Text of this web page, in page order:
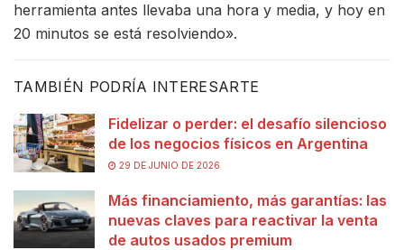
herramienta antes llevaba una hora y media, y hoy en
20 minutos se está resolviendo».
TAMBIÉN PODRÍA INTERESARTE
Fidelizar o perder: el desafío silencioso
de los negocios físicos en Argentina
29 DE JUNIO DE 2026
Más financiamiento, más garantías: las
nuevas claves para reactivar la venta
de autos usados premium